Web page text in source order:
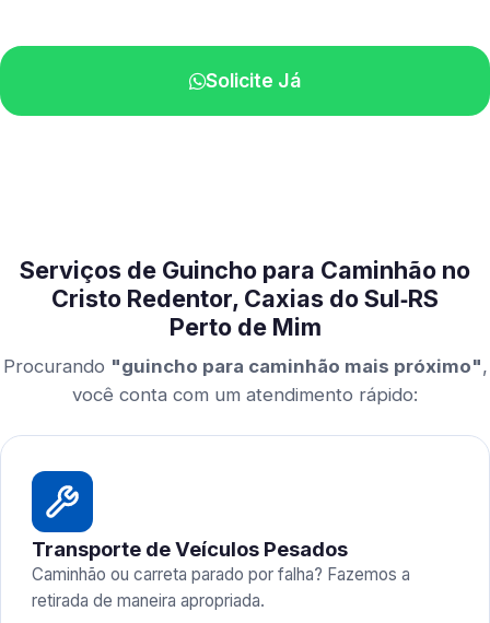
Solicite Já
Serviços de Guincho para Caminhão no
Cristo Redentor, Caxias do Sul‑RS
Perto de Mim
Procurando "guincho para caminhão mais próximo",
você conta com um atendimento rápido:
Transporte de Veículos Pesados
Caminhão ou carreta parado por falha? Fazemos a
retirada de maneira apropriada.